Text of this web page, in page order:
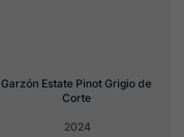
Garzón Estate Pinot Grigio de
Corte
2024